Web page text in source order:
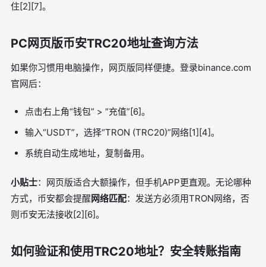
住[2][7]。
PC网页版币安TRC20地址查询方法
如果你习惯用电脑操作，网页版同样便捷。登录binance.com
官网后：
点击右上角“钱包” > “充值”[6]。
输入“USDT”，选择“TRON (TRC20)”网络[1][4]。
系统自动生成地址，复制备用。
小贴士：网页版适合大额操作，但手机APP更直观。无论哪种
方式，币安都会提醒网络匹配：发送方必须用TRON网络，否
则币安无法接收[2][6]。
如何验证和使用TRC20地址？安全转账指南